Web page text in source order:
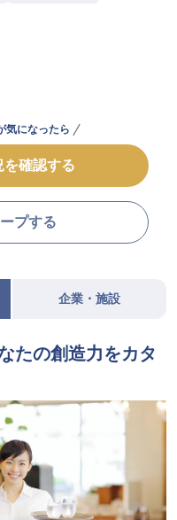
気になったら
を確認する
プする
企業・施設
たの創造力をカタ